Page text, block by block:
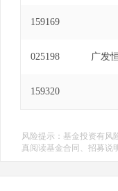
159169
025198 广发
159320
风险提示：基金投资有
真阅读基金合同、招募说